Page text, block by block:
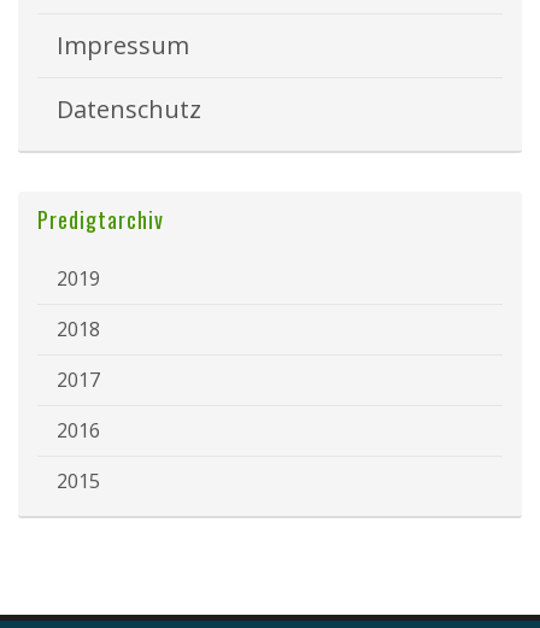
Impressum
Datenschutz
Predigtarchiv
2019
2018
2017
2016
2015